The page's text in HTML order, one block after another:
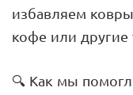
избавляем
кофе или другие
🔍 Как мы